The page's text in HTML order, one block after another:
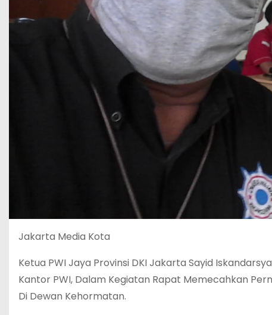
Jakarta Media Kota
Ketua PWI Jaya Provinsi DKI Jakarta Sayid
Kantor PWI, Dalam Kegiatan Rapat Memecahkan
Di Dewan Kehormatan.